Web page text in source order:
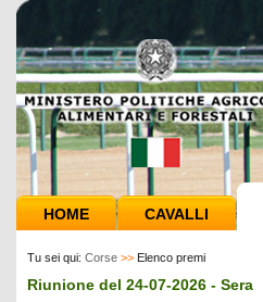
HOME CAVALLI
Tu sei qui: Corse >> Elenco premi
Riunione del 24-07-2026 - Sera